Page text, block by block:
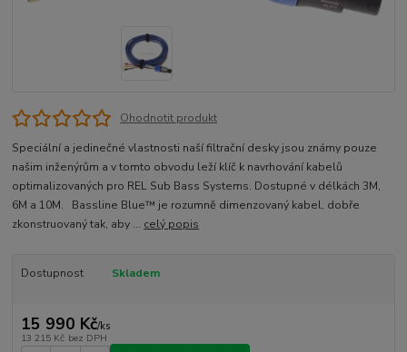
Ohodnotit produkt
Speciální a jedinečné vlastnosti naší filtrační desky jsou známy pouze
našim inženýrům a v tomto obvodu leží klíč k navrhování kabelů
optimalizovaných pro REL Sub Bass Systems. Dostupné v délkách 3M,
6M a 10M. Bassline Blue™ je rozumně dimenzovaný kabel, dobře
zkonstruovaný tak, aby ... celý popis
Dostupnost Skladem
15 990 Kč/ks
13 215 Kč bez DPH